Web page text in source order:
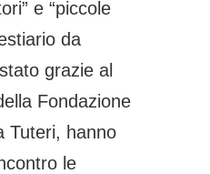
e “piccole
da
grazie al
Fondazione
Tuteri, hanno
le